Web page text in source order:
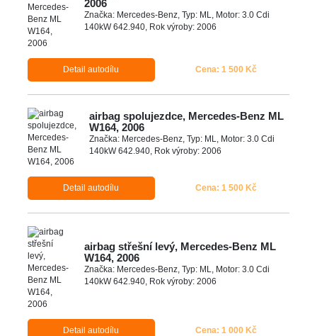
2006
Značka: Mercedes-Benz, Typ: ML, Motor: 3.0 Cdi
140kW 642.940, Rok výroby: 2006
Detail autodílu Cena: 1 500 Kč
airbag spolujezdce, Mercedes-Benz ML
W164, 2006
Značka: Mercedes-Benz, Typ: ML, Motor: 3.0 Cdi
140kW 642.940, Rok výroby: 2006
Detail autodílu Cena: 1 500 Kč
airbag střešní levý, Mercedes-Benz ML
W164, 2006
Značka: Mercedes-Benz, Typ: ML, Motor: 3.0 Cdi
140kW 642.940, Rok výroby: 2006
Detail autodílu Cena: 1 000 Kč